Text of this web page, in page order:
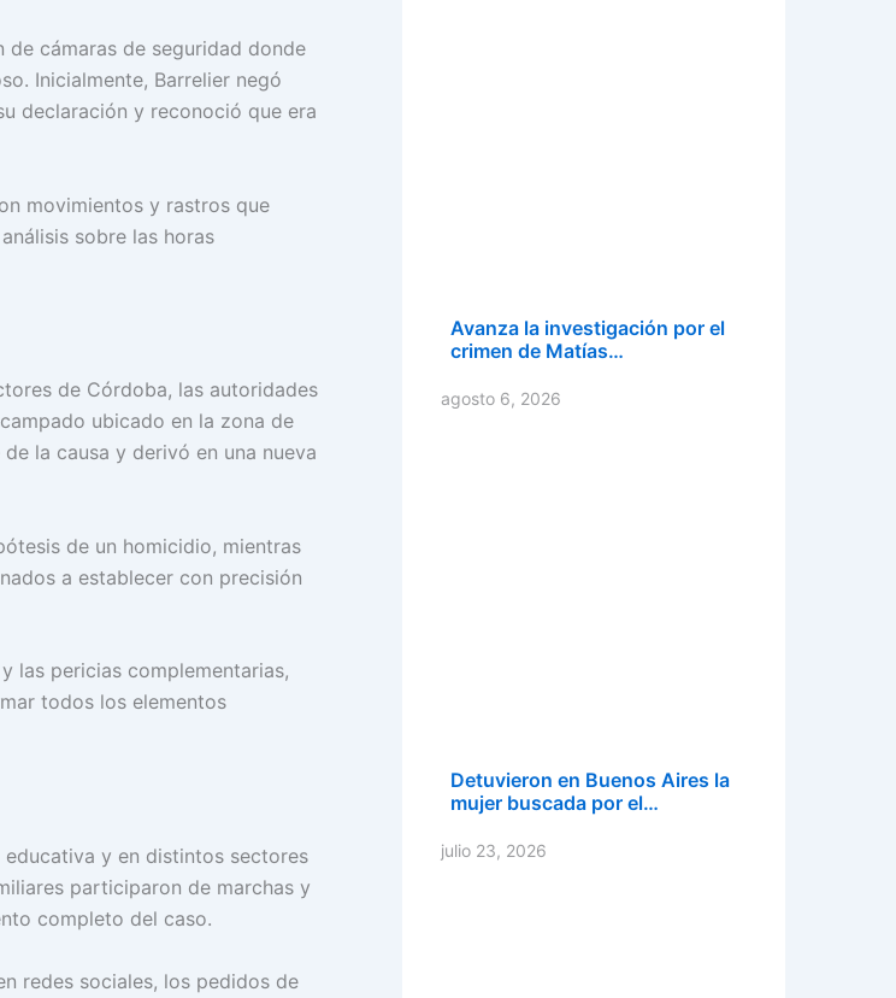
cámaras de seguridad donde
Inicialmente, Barrelier negó
declaración y reconoció que era
movimientos y rastros que
sobre las horas
de Córdoba, las autoridades
ubicado en la zona de
la causa y derivó en una nueva
de un homicidio, mientras
a establecer con precisión
las pericias complementarias,
todos los elementos
y en distintos sectores
participaron de marchas y
completo del caso.
redes sociales, los pedidos de
Avanza la investigación por el
crimen de Matías…
agosto 6, 2026
Detuvieron en Buenos Aires la
mujer buscada por el…
julio 23, 2026